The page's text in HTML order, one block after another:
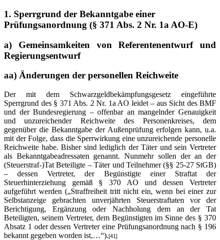
1. Sperrgrund der Bekanntgabe einer
Prüfungsanordnung (§ 371 Abs. 2 Nr. 1a AO-E)
a) Gemeinsamkeiten von Referentenentwurf und
Regierungsentwurf
aa) Änderungen der personellen Reichweite
Der mit dem Schwarzgeldbekämpfungsgesetz eingeführte
Sperrgrund des § 371 Abs. 2 Nr. 1a AO leidet – aus Sicht des BMF
und der Bundesregierung – offenbar an mangelnder Genauigkeit
und unzureichender Reichweite des Personenkreises, dem
gegenüber die Bekanntgabe der Außenprüfung erfolgen kann, u.a.
mit der Folge, dass die Sperrwirkung eine unzureichende personelle
Reichweite habe. Bisher sind lediglich der Täter und sein Vertreter
als Bekanntgabeadressaten genannt. Nunmehr sollen der an der
(Steuerstraf-)Tat Beteiligte – Täter und Teilnehmer (§§ 25-27 StGB)
– dessen Vertreter, der Begünstigte einer Straftat der
Steuerhinterziehung gemäß § 370 AO und dessen Vertreter
aufgeführt werden („Straffreiheit tritt nicht ein, wenn bei einer zur
Selbstanzeige gebrachten unverjährten Steuerstraftaten vor der
Berichtigung, Ergänzung oder Nachholung dem an der Tat
Beteiligten, seinem Vertreter, dem Begünstigten im Sinne des § 370
Absatz 1 oder dessen Vertreter eine Prüfungsanordnung nach § 196
bekannt gegeben worden ist,…“).[41]